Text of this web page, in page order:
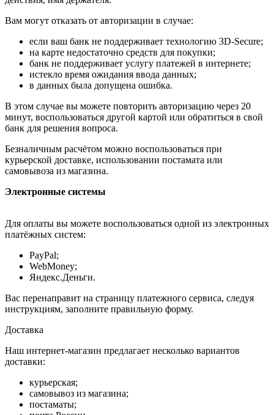
Вам могут отказать от авторизации в случае:
если ваш банк не поддерживает технологию 3D-Secure;
на карте недостаточно средств для покупки;
банк не поддерживает услугу платежей в интернете;
истекло время ожидания ввода данных;
в данных была допущена ошибка.
В этом случае вы можете повторить авторизацию через 20
минут, воспользоваться другой картой или обратиться в свой
банк для решения вопроса.
Безналичным расчётом можно воспользоваться при
курьерской доставке, использовании постамата или
самовывоза из магазина.
Электронные системы
Для оплаты вы можете воспользоваться одной из электронных
платёжных систем:
PayPal;
WebMoney;
Яндекс.Деньги.
Вас перенаправит на страницу платежного сервиса, следуя
инструкциям, заполните правильную форму.
Доставка
Наш интернет-магазин предлагает несколько вариантов
доставки:
курьерская;
самовывоз из магазина;
постаматы;